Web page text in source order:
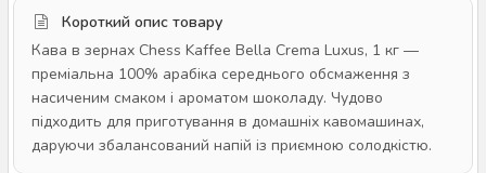
Короткий опис товару
Кава в зернах Chess Kaffee Bella Crema Luxus, 1 кг —
преміальна 100% арабіка середнього обсмаження з
насиченим смаком і ароматом шоколаду. Чудово
підходить для приготування в домашніх кавомашинах,
даруючи збалансований напій із приємною солодкістю.